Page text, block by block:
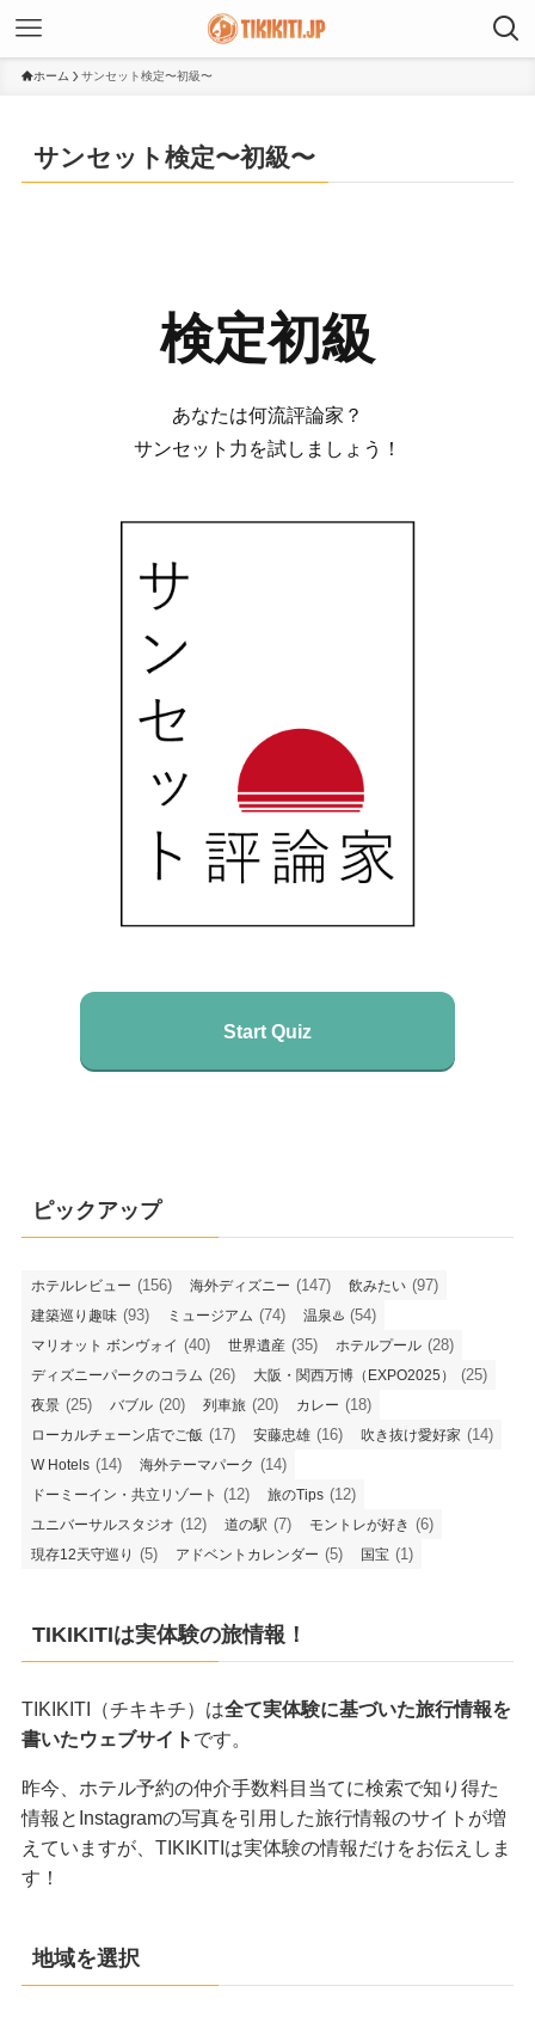
ホーム サンセット検定〜初級〜
サンセット検定〜初級〜
検定初級
あなたは何流評論家？
サンセット力を試しましょう！
Start Quiz
ピックアップ
ホテルレビュー (156) 海外ディズニー (147) 飲みたい (97)
建築巡り趣味 (93) ミュージアム (74) 温泉♨️ (54)
マリオット ボンヴォイ (40) 世界遺産 (35) ホテルプール (28)
ディズニーパークのコラム (26) 大阪・関西万博（EXPO2025） (25)
夜景 (25) バブル (20) 列車旅 (20) カレー (18)
ローカルチェーン店でご飯 (17) 安藤忠雄 (16) 吹き抜け愛好家 (14)
W Hotels (14) 海外テーマパーク (14)
ドーミーイン・共立リゾート (12) 旅のTips (12)
ユニバーサルスタジオ (12) 道の駅 (7) モントレが好き (6)
現存12天守巡り (5) アドベントカレンダー (5) 国宝 (1)
TIKIKITIは実体験の旅情報！
TIKIKITI（チキキチ）は全て実体験に基づいた旅行情報を
書いたウェブサイト です。
昨今、ホテル予約の仲介手数料目当てに検索で知り得た
情報とInstagramの写真を引用した旅行情報のサイトが増
えていますが、TIKIKITIは実体験の情報だけをお伝えしま
す！
地域を選択